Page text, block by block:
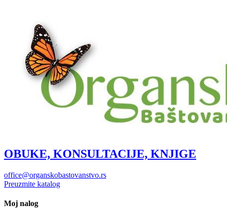
OBUKE, KONSULTACIJE, KNJIGE
office@organskobastovanstvo.rs
Preuzmite katalog
Moj nalog